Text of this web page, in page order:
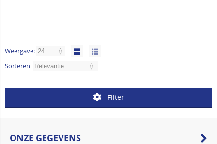
Weergave:
Sorteren:
Filter
ONZE GEGEVENS